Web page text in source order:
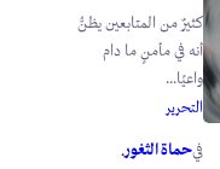
كثيرٌ من المتابعين يظنُّ
أنه في مأمنٍ ما دام
واعيًا...
التحرير
فيحماة الثغور.